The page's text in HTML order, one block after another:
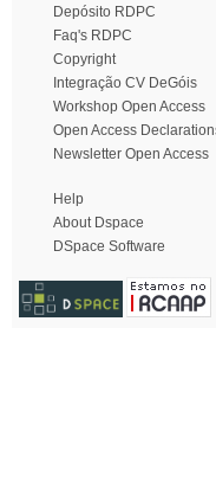
Depósito RDPC
Faq's RDPC
Copyright
Integração CV DeGóis
Workshop Open Access
Open Access
Newsletter Open Access
Help
About Dspace
DSpace Software